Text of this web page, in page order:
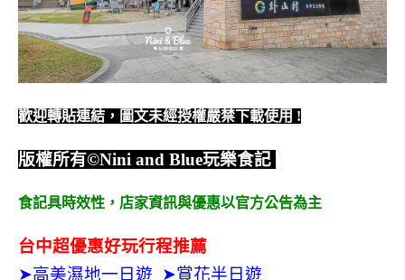
歡迎轉貼連結，圖文未經授權嚴禁下載使用 !
版權所有©Nini and Blue玩樂食記
食記具時效性， 店家資訊與優惠以官方公告為主
台中超優惠好玩行程推薦
➤高美濕地一日遊 ➤賞花半日遊